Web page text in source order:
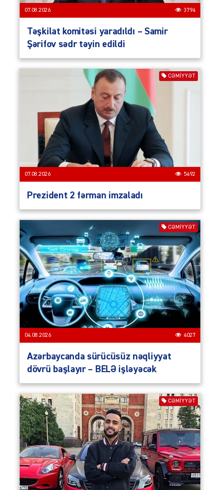
07.08.2026 3794
Təşkilat komitəsi yaradıldı – Samir
Şərifov sədr təyin edildi
CƏMIYYƏT
07.08.2026 5492
Prezident 2 fərman imzaladı
CƏMIYYƏT
04.08.2026 4027
Azərbaycanda sürücüsüz nəqliyyat
dövrü başlayır – BELƏ işləyəcək
CƏMIYYƏT